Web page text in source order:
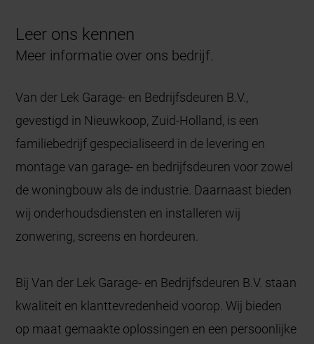
Leer ons kennen
Meer informatie over ons bedrijf.
​Van der Lek Garage- en Bedrijfsdeuren B.V.,
gevestigd in Nieuwkoop, Zuid-Holland, is een
familiebedrijf gespecialiseerd in de levering en
montage van garage- en bedrijfsdeuren voor zowel
de woningbouw als de industrie. Daarnaast bieden
wij onderhoudsdiensten en installeren wij
zonwering, screens en hordeuren.
Bij Van der Lek Garage- en Bedrijfsdeuren B.V. staan
kwaliteit en klanttevredenheid voorop. Wij bieden
op maat gemaakte oplossingen en een persoonlijke